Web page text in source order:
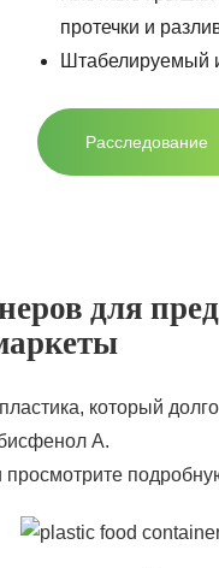
протечки и
Штабелируемый
Расследование
для
который
А.